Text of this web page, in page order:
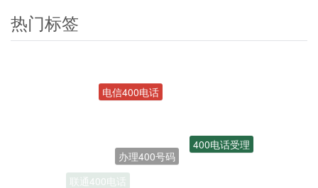
热门标签
联通400电话
400电话受理
电信400电话